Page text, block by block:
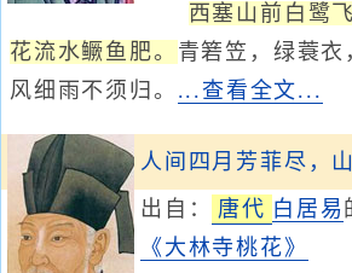
西塞山前白鹭
花流水鳜鱼肥。 青箬笠，绿蓑衣
风细雨不须归。 ...查看全文...
人间四月芳菲尽，
出自： 唐代 白居易
《大林寺桃花》